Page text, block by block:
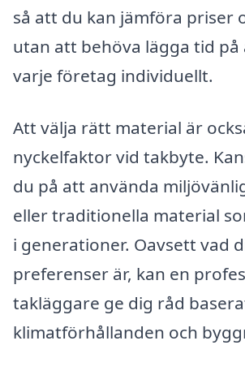
så att du kan jämföra priser
utan att behöva lägga tid
varje företag individuellt.
Att välja rätt material är
nyckelfaktor vid takbyte.
du på att använda
eller traditionella material
i generationer. Oavsett vad
preferenser är, kan en
takläggare ge dig råd
klimatförhållanden och